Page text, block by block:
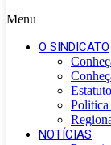
Menu
O SINDICATO
Politica
NOTÍCIAS